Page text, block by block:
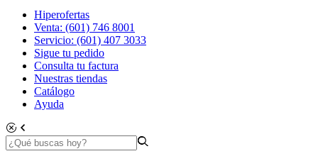
Hiperofertas
Venta: (601) 746 8001
Servicio: (601) 407 3033
Sigue tu pedido
Consulta tu factura
Nuestras tiendas
Catálogo
Ayuda